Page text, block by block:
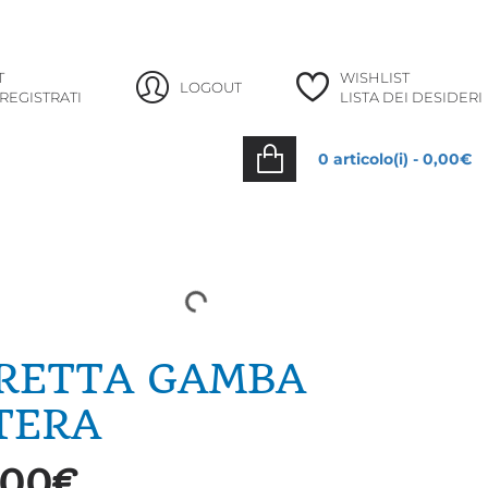
LOGOUT
WISHLIST
LISTA DEI DESIDERI
0 articolo(i) - 0,00€
GAMBA